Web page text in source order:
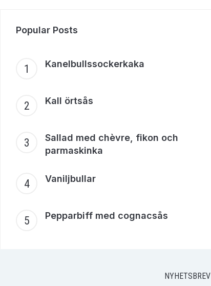
Popular Posts
Kanelbullssockerkaka
Kall örtsås
Sallad med chèvre, fikon och
parmaskinka
Vaniljbullar
Pepparbiff med cognacsås
NYHETSBREV